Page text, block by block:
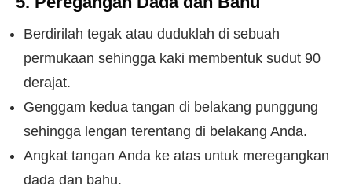
Berdirilah tegak atau duduklah di sebuah
permukaan sehingga kaki membentuk sudut 90
derajat.
Genggam kedua tangan di belakang punggung
sehingga lengan terentang di belakang Anda.
Angkat tangan Anda ke atas untuk meregangkan
dada dan bahu.